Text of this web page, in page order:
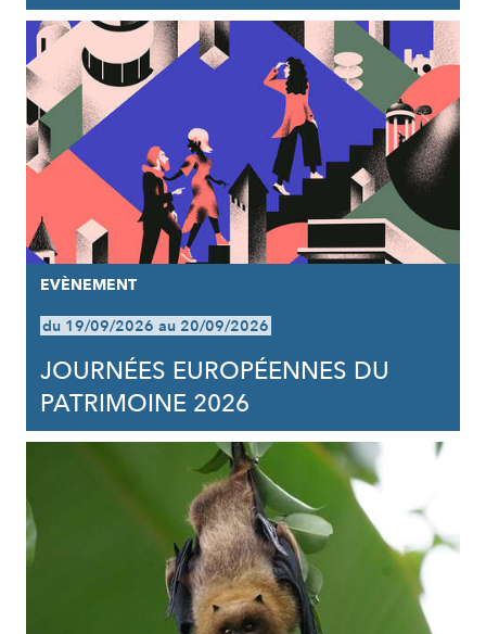
EVÈNEMENT
du 19/09/2026 au 20/09/2026
JOURNÉES EUROPÉENNES DU
PATRIMOINE 2026